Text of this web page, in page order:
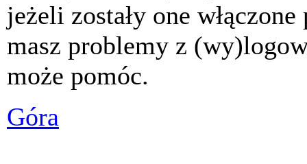
jeżeli zostały one
masz problemy z
może pomóc.
Góra